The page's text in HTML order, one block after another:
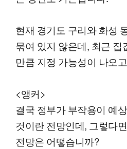
현재 경기도 구리와 화성
묶여 있지 않은데, 최근
만큼 지정 가능성이 나오
<앵커>
결국 정부가 부작용이 예
것이란 전망인데, 그렇다
전망은 어떻습니까?